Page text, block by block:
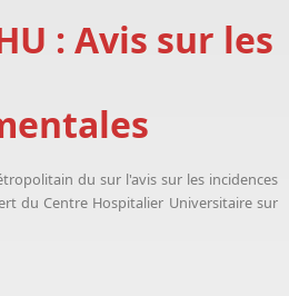
: Avis sur les
du sur l'avis sur les incidences
du Centre Hospitalier Universitaire sur